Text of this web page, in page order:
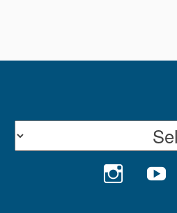
FACEBOOK
YOUTUBE